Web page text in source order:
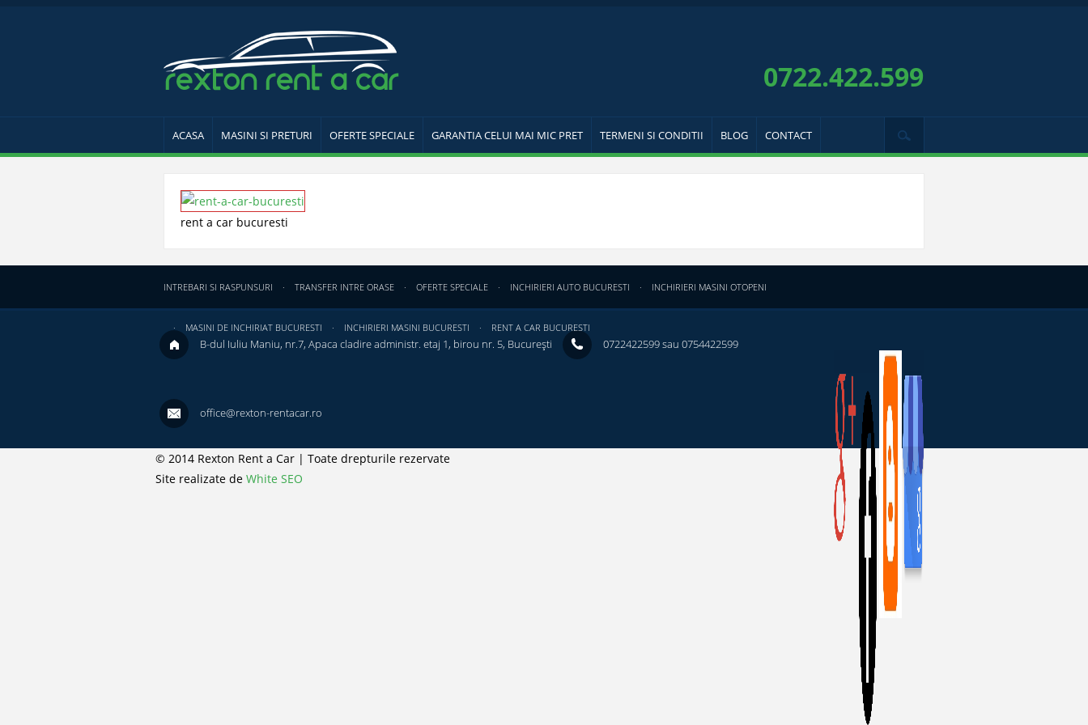
0722.422.599
ACASA MASINI SI PRETURI OFERTE SPECIALE GARANTIA CELUI MAI MIC PRET TERMENI SI CONDITII BLOG CONTACT
rent a car bucuresti
INTREBARI SI RASPUNSURI TRANSFER INTRE ORASE OFERTE SPECIALE INCHIRIERI AUTO BUCURESTI INCHIRIERI MASINI OTOPENI
MASINI DE INCHIRIAT BUCURESTI INCHIRIERI MASINI BUCURESTI RENT A CAR BUCURESTI
B-dul Iuliu Maniu, nr.7, Apaca cladire administr. etaj 1, birou nr. 5, București ‎ 0722422599 sau 0754422599
office@rexton-rentacar.ro
© 2014 Rexton Rent a Car | Toate drepturile rezervate
Site realizate de White SEO